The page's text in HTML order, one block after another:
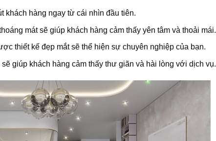
khách hàng ngay từ cái nhìn đầu tiên.
mát sẽ giúp khách hàng cảm thấy yên tâm và thoải mái.
thiết kế đẹp mắt sẽ thể hiện sự chuyên nghiệp của bạn.
giúp khách hàng cảm thấy thư giãn và hài lòng với dịch vụ.